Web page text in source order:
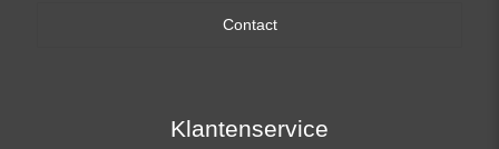
17,3 inch
Contact
Klantenservice